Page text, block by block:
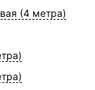
(4 метра)